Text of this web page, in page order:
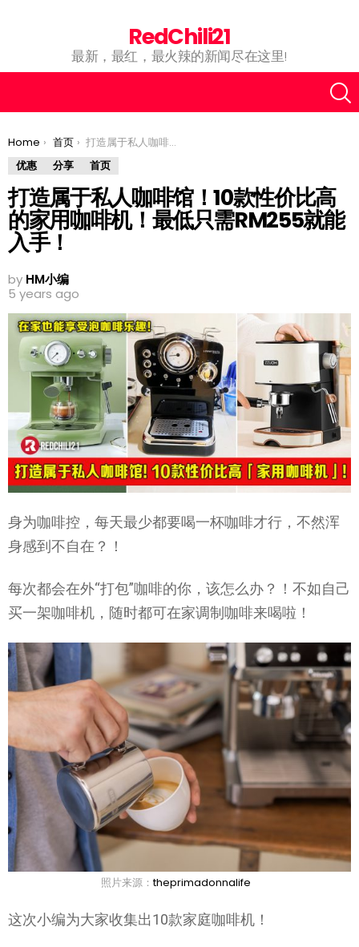
RedChili21
最新，最红，最火辣的新闻尽在这里!
You are here:
Home 首页
打造属于私人咖啡馆！10款性价比高的家用咖啡机！最低只需RM255就能入手！
优惠
分享 首页
打造属于私人咖啡馆！10款性价比高
的家用咖啡机！最低只需RM255就能
入手！
by HM小编
5 years ago
身为咖啡控，每天最少都要喝一杯咖啡才行，不然浑
身感到不自在？！
每次都会在外“打包”咖啡的你，该怎么办？！不如自己
买一架咖啡机，随时都可在家调制咖啡来喝啦！
照片来源：theprimadonnalife
这次小编为大家收集出10款家庭咖啡机！